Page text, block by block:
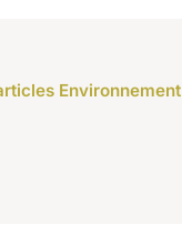
Environnement